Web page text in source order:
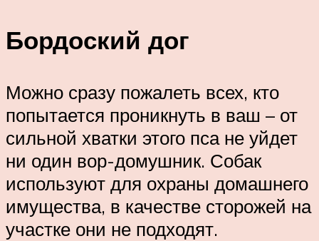
Бордоский дог
Можно сразу пожалеть всех, кто
попытается проникнуть в ваш – от
сильной хватки этого пса не уйдет
ни один вор-домушник. Собак
используют для охраны домашнего
имущества, в качестве сторожей на
участке они не подходят.